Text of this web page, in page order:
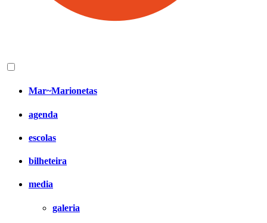
Mar~Marionetas
agenda
escolas
bilheteira
media
galeria